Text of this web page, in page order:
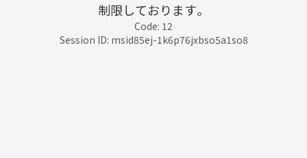
制限しております。
Code: 12
Session ID: msid85ej-1k6p76jxbso5a1so8